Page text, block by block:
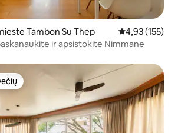
Tambon Su Thep Vidutinis
4,93 (155)
ir apsistokite Nimmane